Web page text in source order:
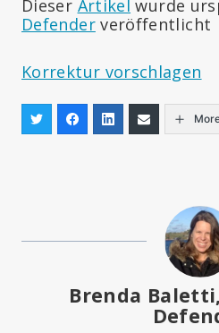
Dieser Artikel wurde
Defenderveröffentlicht
Korrektur vorschlagen
Brenda